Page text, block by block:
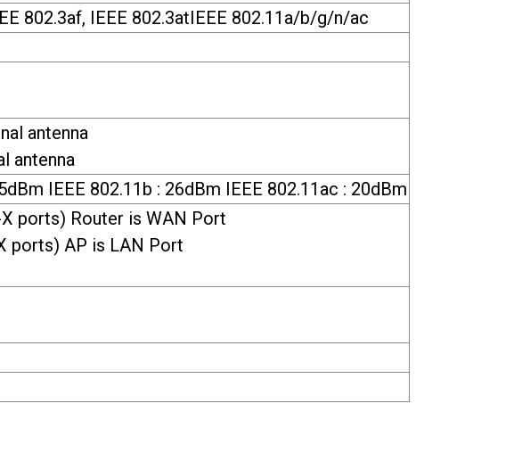
802.3af, IEEE 802.3atIEEE 802.11a/b/g/n/ac
antenna
antenna
IEEE 802.11b : 26dBm IEEE 802.11ac : 20dBm
ports) Router is WAN Port
ports) AP is LAN Port